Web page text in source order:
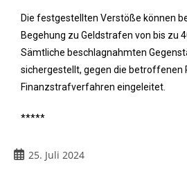
Die festgestellten Verstöße können
Begehung zu Geldstrafen von bis zu
Sämtliche beschlagnahmten
sichergestellt, gegen die betroffenen
Finanzstrafverfahren eingeleitet.
*****
25. Juli 2024